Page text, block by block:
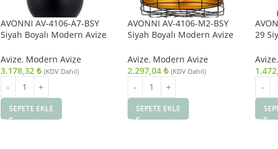
AVONNI AV-4106-A7-BSY
Siyah Boyalı Modern Avize
Avize, Modern Avize
3.178,32 ₺ (KDV Dahil)
SEPETE EKLE
AVONNI AV-4106-M2-BSY
Siyah Boyalı Modern Avize
Avize, Modern Avize
2.297,04₺ (KDV Dahil)
SEPETE EKLE
29
Avize,